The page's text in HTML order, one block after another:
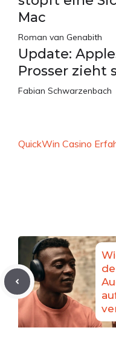
Mac
Roman van Genabith
Update:
Prosser zieht
Fabian Schwarzenbach
QuickWin Casino